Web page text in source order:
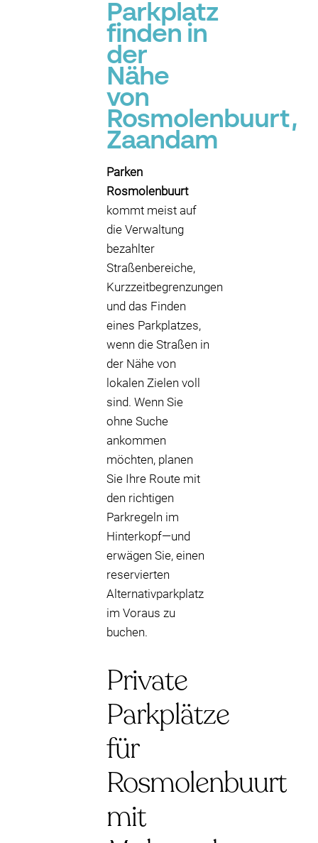
P
Parkplatz
finden in
der
Nähe
von
Rosmolenbuurt,
Zaandam
Parken
Rosmolenbuurt
kommt meist auf
die Verwaltung
bezahlter
Straßenbereiche,
Kurzzeitbegrenzungen
und das Finden
eines Parkplatzes,
wenn die Straßen in
der Nähe von
lokalen Zielen voll
sind. Wenn Sie
ohne Suche
ankommen
möchten, planen
Sie Ihre Route mit
den richtigen
Parkregeln im
Hinterkopf—und
erwägen Sie, einen
reservierten
Alternativparkplatz
im Voraus zu
buchen.
Private
Parkplätze
für
Rosmolenbuurt
mit